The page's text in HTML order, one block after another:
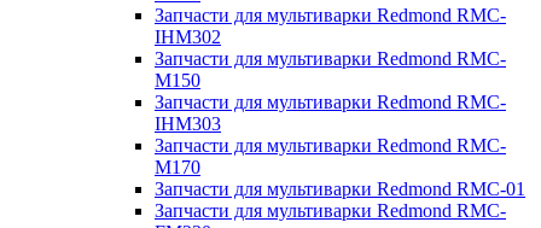
Запчасти для мультиварки Redmond RMC-
IHM302
Запчасти для мультиварки Redmond RMC-
M150
Запчасти для мультиварки Redmond RMC-
IHM303
Запчасти для мультиварки Redmond RMC-
M170
Запчасти для мультиварки Redmond RMC-01
Запчасти для мультиварки Redmond RMC-